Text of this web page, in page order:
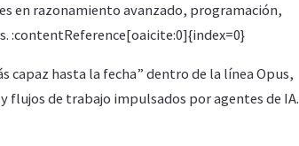
en razonamiento avanzado, programación,
:contentReference[oaicite:0]{index=0}
capaz hasta la fecha” dentro de la línea Opus,
de trabajo impulsados por agentes de IA.